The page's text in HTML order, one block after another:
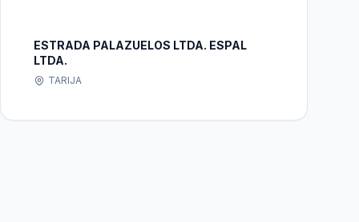
ESTRADA PALAZUELOS LTDA. ESPAL
LTDA.
TARIJA